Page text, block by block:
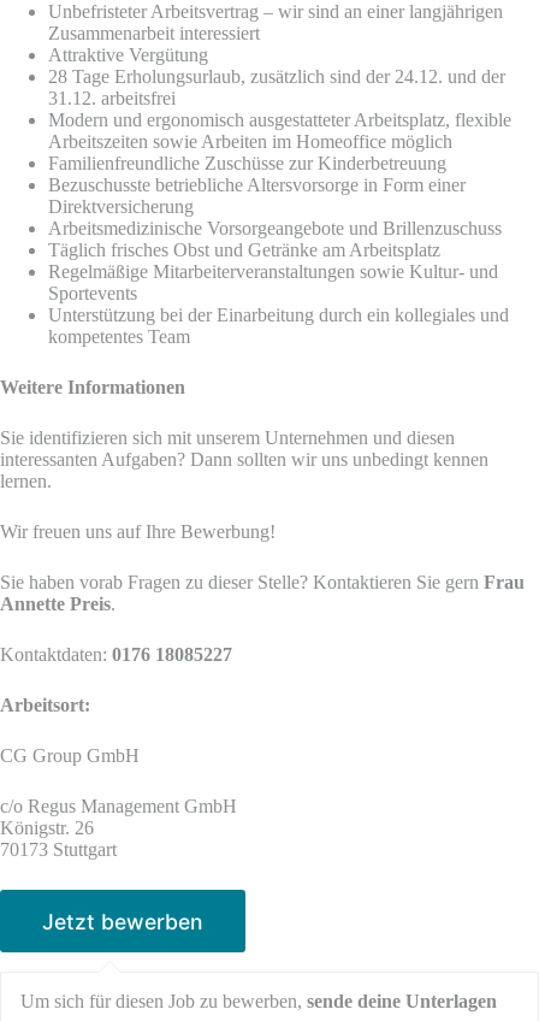
Unbefristeter Arbeitsvertrag – wir sind an einer langjährigen
Zusammenarbeit interessiert
Attraktive Vergütung
28 Tage Erholungsurlaub, zusätzlich sind der 24.12. und der
31.12. arbeitsfrei
Modern und ergonomisch ausgestatteter Arbeitsplatz, flexible
Arbeitszeiten sowie Arbeiten im Homeoffice möglich
Familienfreundliche Zuschüsse zur Kinderbetreuung
Bezuschusste betriebliche Altersvorsorge in Form einer
Direktversicherung
Arbeitsmedizinische Vorsorgeangebote und Brillenzuschuss
Täglich frisches Obst und Getränke am Arbeitsplatz
Regelmäßige Mitarbeiterveranstaltungen sowie Kultur- und
Sportevents
Unterstützung bei der Einarbeitung durch ein kollegiales und
kompetentes Team
Weitere Informationen
Sie identifizieren sich mit unserem Unternehmen und diesen
interessanten Aufgaben? Dann sollten wir uns unbedingt kennen
lernen.
Wir freuen uns auf Ihre Bewerbung!
Sie haben vorab Fragen zu dieser Stelle? Kontaktieren Sie gern Frau
Annette Preis.
Kontaktdaten: 0176 18085227
Arbeitsort:
CG Group GmbH
c/o Regus Management GmbH
Königstr. 26
70173 Stuttgart
Um sich für diesen Job zu bewerben, sende deine Unterlagen